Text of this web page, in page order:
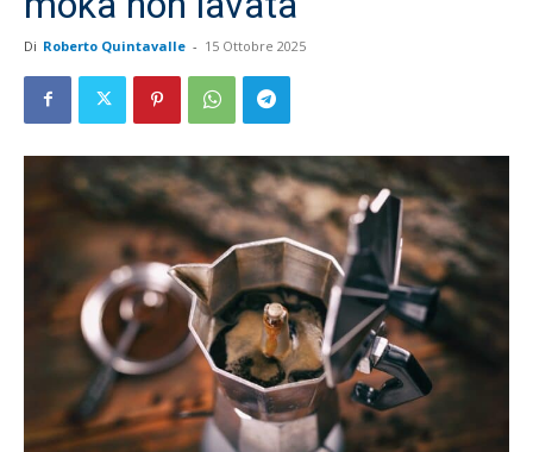
Di Roberto Quintavalle - 15 Ottobre 2025